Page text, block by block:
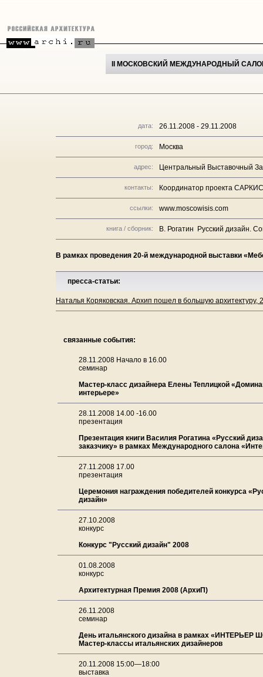
II МОСКОВСКИЙ МЕЖДУНАРОДНЫЙ САЛОН
дата: 26.11.2008 - 29.11.2008
город: Москва
адрес: Центральный Выставочный
контакты: Координатор проекта
ссылки: www.moscowisis.com
книга / сборник: В. Рогатин Русский дизайн.
В рамках проведения 20-й международной выставки
пресса-статьи:
Наталья Коряковская. Архип пошел в большую архитектуру,
связанные события:
28.11.2008 Начало в 16.00
семинар
Мастер-класс дизайнера Елены Теплицкой
интерьере»
28.11.2008 14.00 -16.00
презентация
Презентация книги Василия Рогатина «Русский
заказчику» в рамках Международного салона
27.11.2008 17.00
презентация
Церемония награждения победителей конкурса
дизайн»
27.10.2008
конкурс
Конкурс "Русский дизайн" 2008
01.08.2008
конкурс
Архитектурная Премия 2008 (АрхиП)
26.11.2008
семинар
День итальянского дизайна в рамках «ИНТЕРЬЕР
Мастер-классы итальянских дизайнеров
20.11.2008 15:00—18:00
выставка